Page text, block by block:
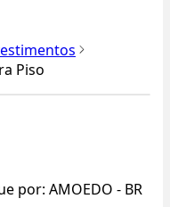
Piso
por: AMOEDO - BR